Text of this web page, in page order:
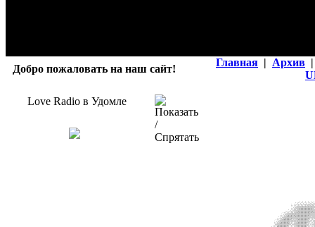
Добро пожаловать на наш сайт!
Главная | Архив |
Love Radio в Удомле